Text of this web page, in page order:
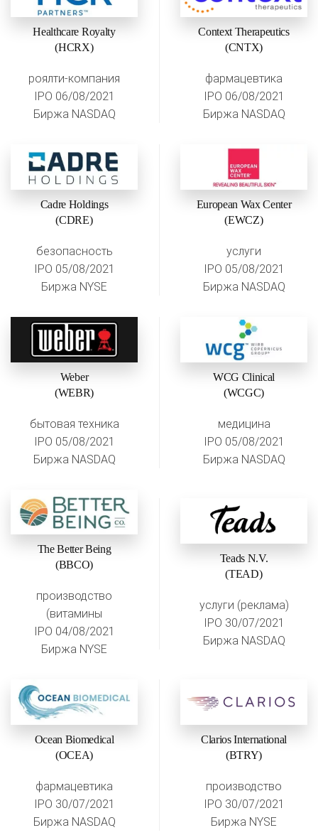
Healthcare Royalty
(HCRX)
роялти-компания
IPO 06/08/2021
Биржа NASDAQ
Context Therapeutics
(CNTX)
фармацевтика
IPO 06/08/2021
Биржа NASDAQ
Cadre Holdings
(CDRE)
безопасность
IPO 05/08/2021
Биржа NYSE
European Wax Center
(EWCZ)
услуги
IPO 05/08/2021
Биржа NASDAQ
Weber
(WEBR)
бытовая техника
IPO 05/08/2021
Биржа NASDAQ
WCG Clinical
(WCGC)
медицина
IPO 05/08/2021
Биржа NASDAQ
The Better Being
(BBCO)
производство
(витамины
IPO 04/08/2021
Биржа NYSE
Teads N.V.
(TEAD)
услуги (реклама)
IPO 30/07/2021
Биржа NASDAQ
Ocean Biomedical
(OCEA)
фармацевтика
IPO 30/07/2021
Биржа NASDAQ
Clarios International
(BTRY)
производство
IPO 30/07/2021
Биржа NYSE